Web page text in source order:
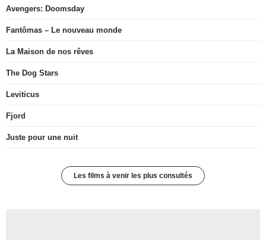
Avengers: Doomsday
Fantômas – Le nouveau monde
La Maison de nos rêves
The Dog Stars
Leviticus
Fjord
Juste pour une nuit
Les films à venir les plus consultés